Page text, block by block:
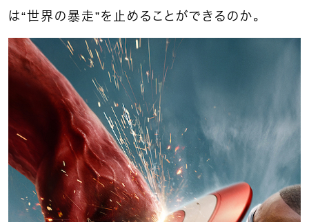
は“世界の暴走”を止めることができるのか。